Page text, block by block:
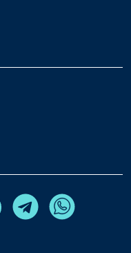
Youtube TelegramWhatsapp